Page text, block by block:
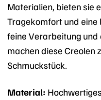
Materialien, bieten sie
Tragekomfort und eine
feine Verarbeitung und
machen diese Creolen
Schmuckstück.
Material: